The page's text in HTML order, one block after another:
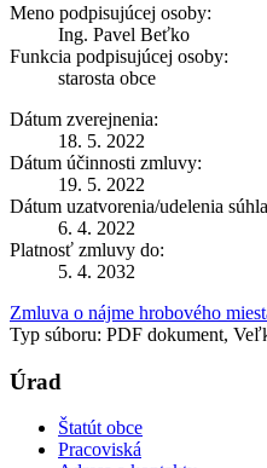
Meno podpisujúcej osoby:
Ing. Pavel Beťko
Funkcia podpisujúcej osoby:
starosta obce
Dátum zverejnenia:
18. 5. 2022
Dátum účinnosti zmluvy:
19. 5. 2022
Dátum uzatvorenia/udelenia
6. 4. 2022
Platnosť zmluvy do:
5. 4. 2032
Zmluva o nájme hrobového
Typ súboru: PDF dokument,
Úrad
Štatút obce
Pracoviská